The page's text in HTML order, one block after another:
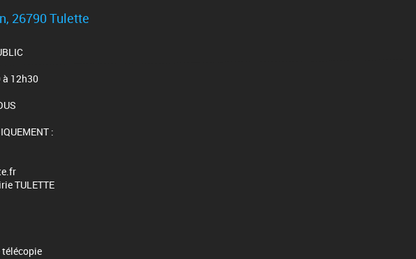
26790 Tulette
à 12h30
:
TULETTE
télécopie